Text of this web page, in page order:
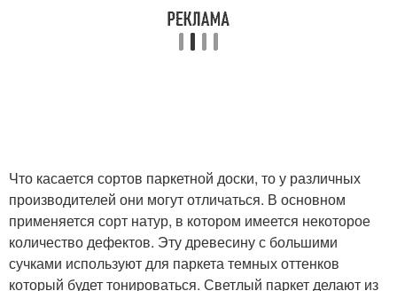
Что касается сортов паркетной доски, то у различных
производителей они могут отличаться. В основном
применяется сорт натур, в котором имеется некоторое
количество дефектов. Эту древесину с большими
сучками используют для паркета темных оттенков
который будет тонироваться. Светлый паркет делают из